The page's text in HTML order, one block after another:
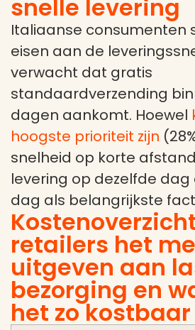
snelle levering
Italiaanse consumenten
eisen aan de
verwacht dat gratis
standaardverzending
dagen aankomt. Hoewel
hoogste prioriteit zijn
snelheid op korte
levering op dezelfde
dag als belangrijkste
retailers het
uitgeven aan
bezorging en
het zo